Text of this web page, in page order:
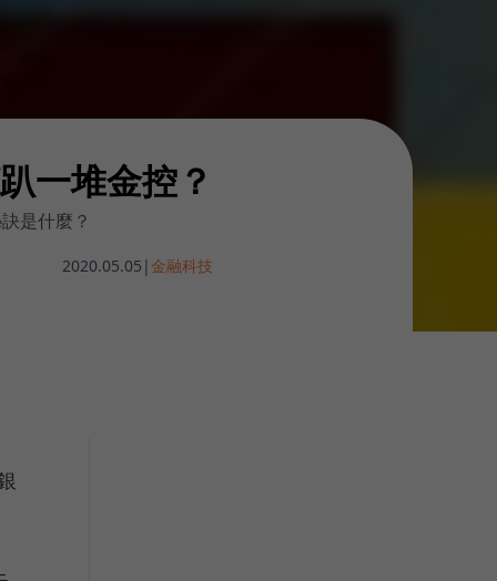
一堆金控？
是什麼？
2020.05.05 |金融科技